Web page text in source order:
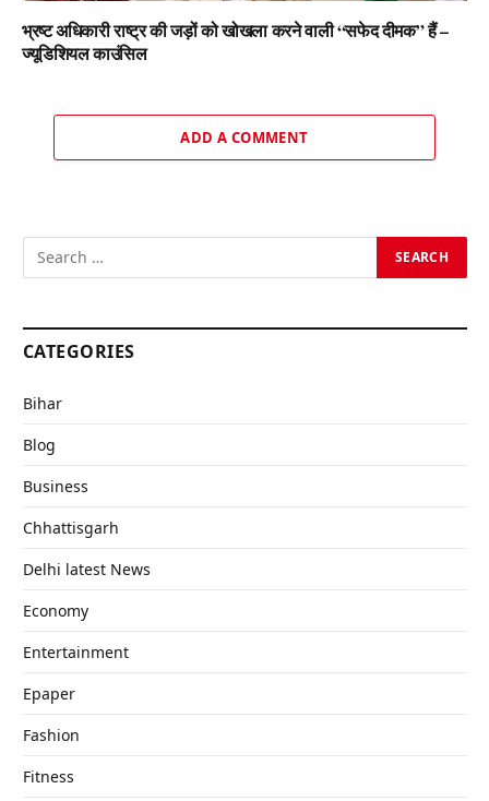
भ्रष्ट अधिकारी राष्ट्र की जड़ों को खोखला करने वाली “सफेद दीमक” हैं –
ज्यूडिशियल काउंसिल
ADD A COMMENT
CATEGORIES
Bihar
Blog
Business
Chhattisgarh
Delhi latest News
Economy
Entertainment
Epaper
Fashion
Fitness